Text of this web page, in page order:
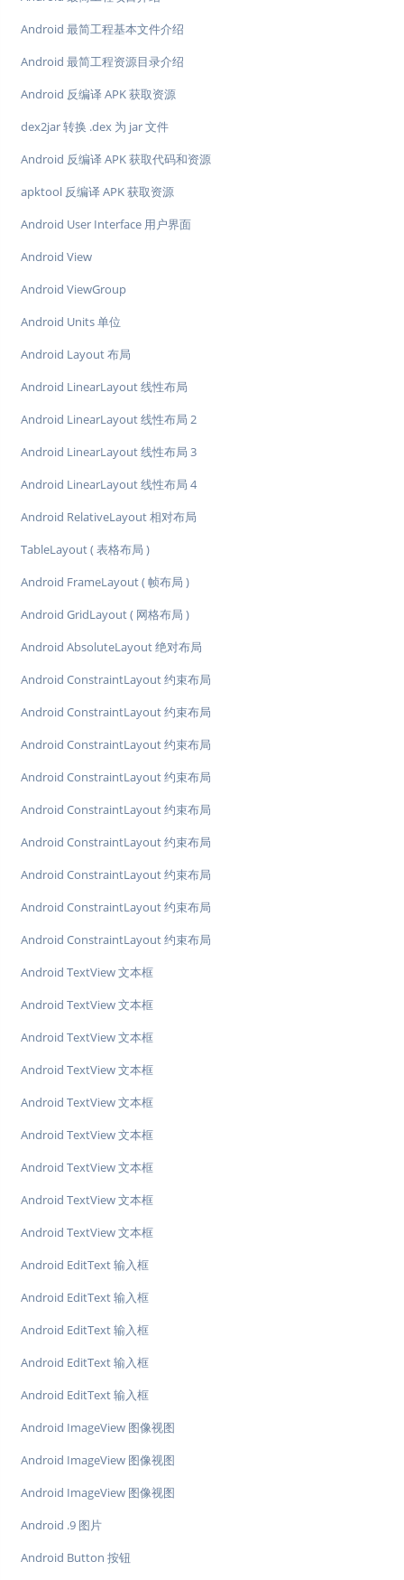
Android 最简工程基本文件介绍
Android 最简工程资源目录介绍
Android 反编译 APK 获取资源
dex2jar 转换 .dex 为 jar 文件
Android 反编译 APK 获取代码和资源
apktool 反编译 APK 获取资源
Android User Interface 用户界面
Android View
Android ViewGroup
Android Units 单位
Android Layout 布局
Android LinearLayout 线性布局
Android LinearLayout 线性布局 2
Android LinearLayout 线性布局 3
Android LinearLayout 线性布局 4
Android RelativeLayout 相对布局
TableLayout ( 表格布局 )
Android FrameLayout ( 帧布局 )
Android GridLayout ( 网格布局 )
Android AbsoluteLayout 绝对布局
Android ConstraintLayout 约束布局
Android ConstraintLayout 约束布局
Android ConstraintLayout 约束布局
Android ConstraintLayout 约束布局
Android ConstraintLayout 约束布局
Android ConstraintLayout 约束布局
Android ConstraintLayout 约束布局
Android ConstraintLayout 约束布局
Android ConstraintLayout 约束布局
Android TextView 文本框
Android TextView 文本框
Android TextView 文本框
Android TextView 文本框
Android TextView 文本框
Android TextView 文本框
Android TextView 文本框
Android TextView 文本框
Android TextView 文本框
Android EditText 输入框
Android EditText 输入框
Android EditText 输入框
Android EditText 输入框
Android EditText 输入框
Android ImageView 图像视图
Android ImageView 图像视图
Android ImageView 图像视图
Android .9 图片
Android Button 按钮